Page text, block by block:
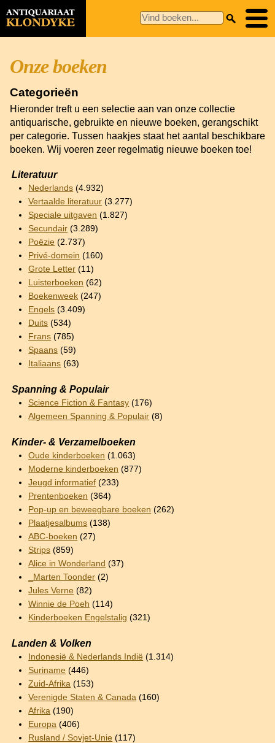
Onze boeken
Categorieën
Hieronder treft u een selectie aan van onze collectie
antiquarische, gebruikte en nieuwe boeken, gerangschikt
per categorie. Tussen haakjes staat het aantal beschikbare
boeken. Wij voeren zeer regelmatig nieuwe boeken toe!
Literatuur
Nederlands (4.932)
Vertaalde literatuur (3.277)
Speciale uitgaven (1.827)
Secundair (3.289)
Poëzie (2.737)
Privé-domein (160)
Grote Letter (11)
Luisterboeken (62)
Boekenweek (247)
Engels (3.409)
Duits (534)
Frans (785)
Spaans (59)
Italiaans (63)
Spanning & Populair
Science Fiction & Fantasy (176)
Algemeen Spanning & Populair (8)
Kinder- & Verzamelboeken
Oude kinderboeken (1.063)
Moderne kinderboeken (877)
Jeugd informatief (233)
Prentenboeken (364)
Pop-up en beweegbare boeken (262)
Plaatjesalbums (138)
ABC-boeken (27)
Strips (859)
Alice in Wonderland (37)
_Marten Toonder (2)
Jules Verne (82)
Winnie de Poeh (114)
Kinderboeken Engelstalig (321)
Landen & Volken
Indonesië & Nederlands Indië (1.314)
Suriname (446)
Zuid-Afrika (153)
Verenigde Staten & Canada (160)
Afrika (190)
Europa (406)
Rusland / Sovjet-Unie (117)